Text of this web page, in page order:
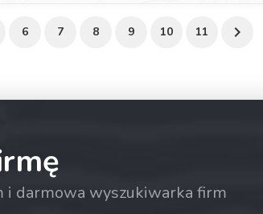
6 7 8 9 10 11
i darmowa wyszukiwarka firm